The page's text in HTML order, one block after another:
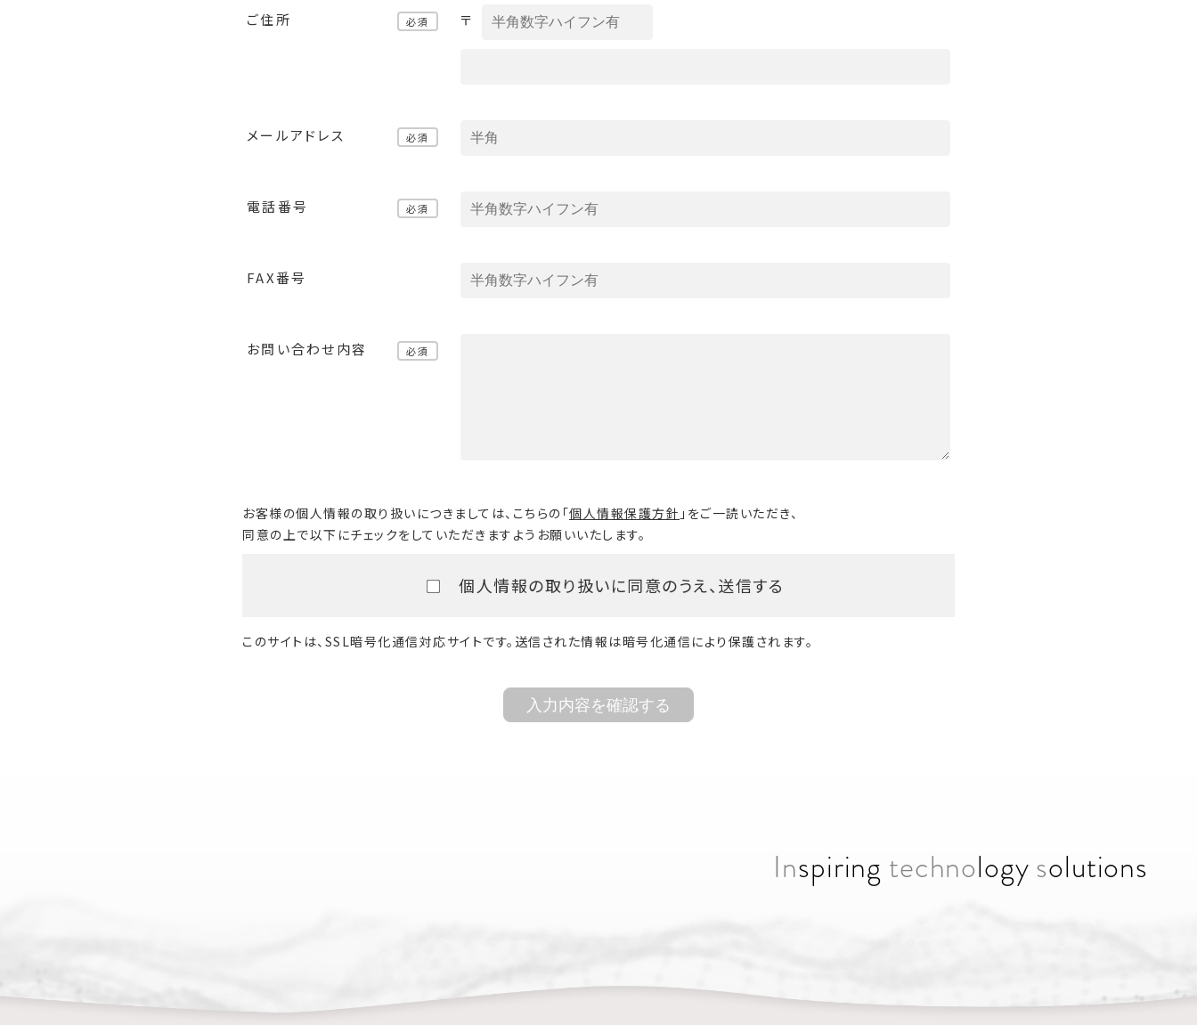
ご住所 必須
メールアドレス 必須
電話番号 必須
FAX番号
お問い合わせ内容 必須
お客様の個人情報の取り扱いにつきましては、こちらの「個人情報保護方針 」をご一読いただき、
同意の上で以下にチェックをしていただきますようお願いいたします。
個人情報の取り扱いに同意のうえ、送信する
このサイトは、SSL暗号化通信対応サイトです。送信された情報は暗号化通信により保護されます。
Inspiring technologysolutions